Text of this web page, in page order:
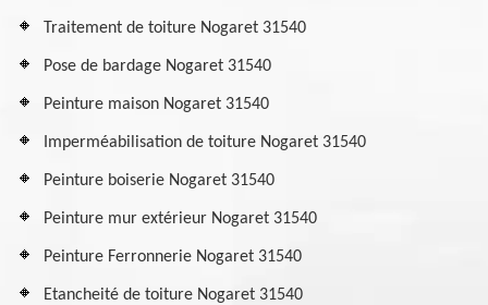
Traitement de toiture Nogaret 31540
Pose de bardage Nogaret 31540
Peinture maison Nogaret 31540
Imperméabilisation de toiture Nogaret 31540
Peinture boiserie Nogaret 31540
Peinture mur extérieur Nogaret 31540
Peinture Ferronnerie Nogaret 31540
Etancheité de toiture Nogaret 31540